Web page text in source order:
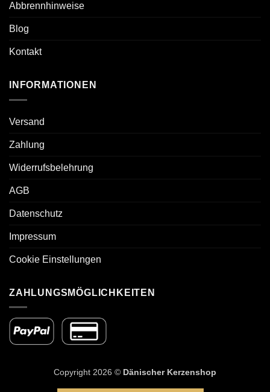
Abbrennhinweise
Blog
Kontakt
INFORMATIONEN
Versand
Zahlung
Widerrufsbelehrung
AGB
Datenschutz
Impressum
Cookie Einstellungen
ZAHLUNGSMÖGLICHKEITEN
Copyright 2026 © Dänischer Kerzenshop